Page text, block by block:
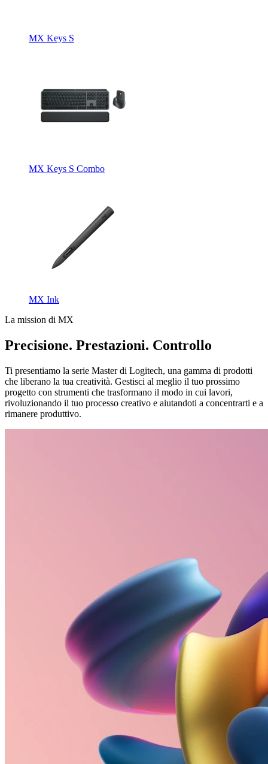
MX Keys S
MX Keys S Combo
MX Ink
La mission di MX
Precisione. Prestazioni. Controllo
Ti presentiamo la serie Master di Logitech, una gamma di prodotti
che liberano la tua creatività. Gestisci al meglio il tuo prossimo
progetto con strumenti che trasformano il modo in cui lavori,
rivoluzionando il tuo processo creativo e aiutandoti a concentrarti e a
rimanere produttivo.